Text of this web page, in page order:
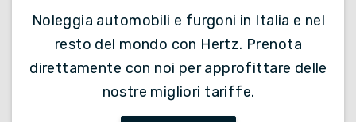
Noleggia automobili e furgoni in Italia e nel
resto del mondo con Hertz. Prenota
direttamente con noi per approfittare delle
nostre migliori tariffe.